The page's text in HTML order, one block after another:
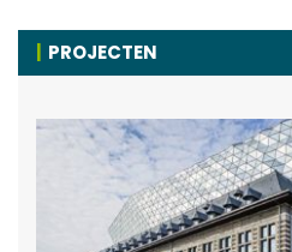
PROJECTEN